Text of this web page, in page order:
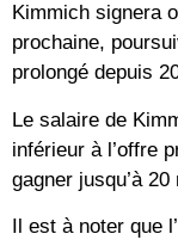
Kimmich signera
prochaine,
prolongé depuis
Le salaire de
inférieur à l’offre
gagner jusqu’à
Il est à noter que